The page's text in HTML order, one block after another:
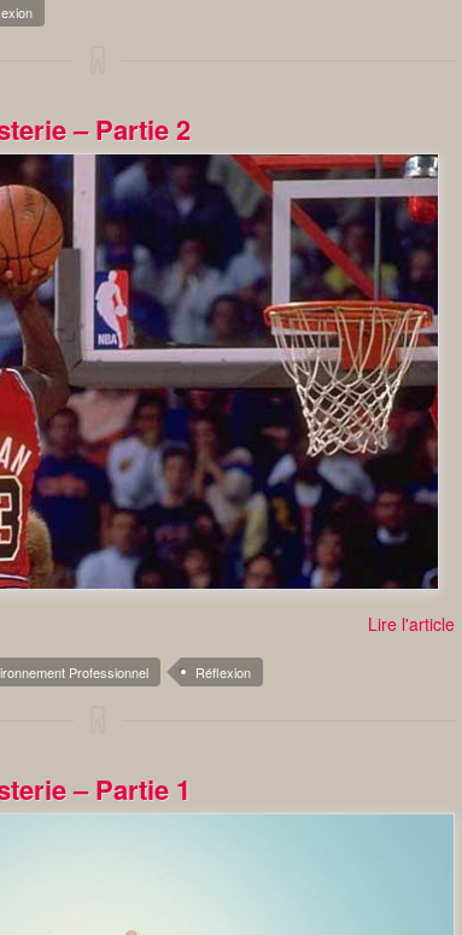
– Partie 2
Lire l'article
Professionnel Réflexion
– Partie 1